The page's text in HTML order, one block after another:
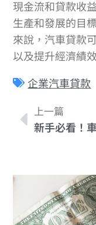
現金流和貸款收
生產和發展的目
來說，汽車貸款
以及提升經濟績
企業汽車貸款
上一篇